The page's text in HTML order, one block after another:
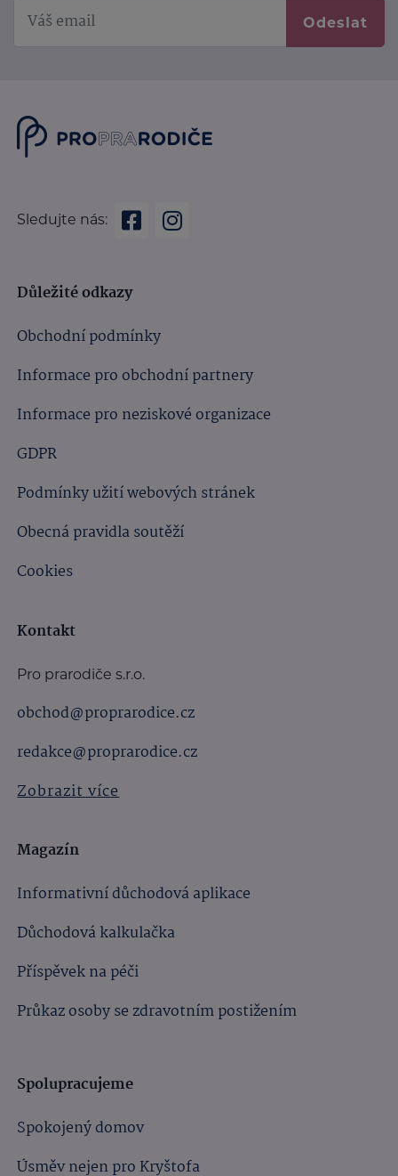
Odeslat
Sledujte nás:
Důležité odkazy
Obchodní podmínky
Informace pro obchodní partnery
Informace pro neziskové organizace
GDPR
Podmínky užití webových stránek
Obecná pravidla soutěží
Cookies
Kontakt
Pro prarodiče s.r.o.
obchod@proprarodice.cz
redakce@proprarodice.cz
Zobrazit více
Magazín
Informativní důchodová aplikace
Důchodová kalkulačka
Příspěvek na péči
Průkaz osoby se zdravotním postižením
Spolupracujeme
Spokojený domov
Úsměv nejen pro Kryštofa